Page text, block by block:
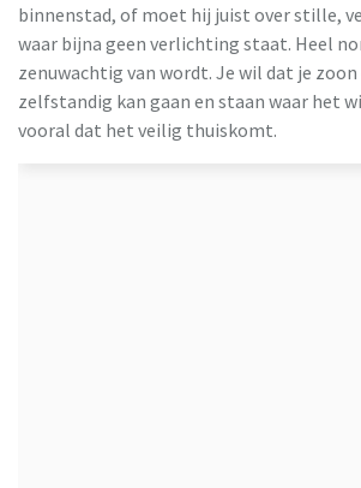
binnenstad, of moet hij juist over stille,
waar bijna geen verlichting staat. Heel
zenuwachtig van wordt. Je wil dat je
zelfstandig kan gaan en staan waar het
vooral dat het veilig thuiskomt.